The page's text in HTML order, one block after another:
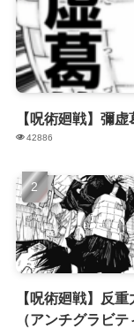
【呪術廻戦】彌
42886
【呪術廻戦】反
（アンチグラビ